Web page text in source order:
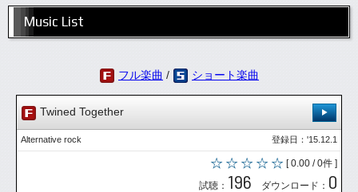
Music List
フル楽曲 / ショート楽曲
Twined Together
登録日：'15.12.1
Alternative rock
[ 0.00 / 0件 ]
試聴： 196 ダウンロード： 0